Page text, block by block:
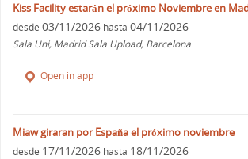
Kiss Facility estarán el próximo Noviembre en
desde 03/11/2026 hasta 04/11/2026
Sala Uni, Madrid Sala Upload, Barcelona
Open in app
Miaw giraran por España el próximo noviembre
desde 17/11/2026 hasta 18/11/2026